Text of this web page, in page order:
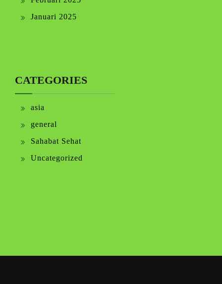
Januari 2025
CATEGORIES
asia
general
Sahabat Sehat
Uncategorized